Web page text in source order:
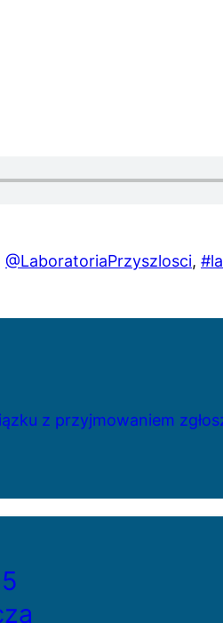
@LaboratoriaPrzyszlosci,
z przyjmowaniem